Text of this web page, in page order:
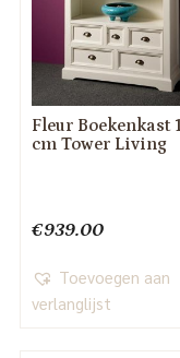
Fleur Boekenkast
cm Tower Living
€939.00
Toevoegen aan
verlanglijst